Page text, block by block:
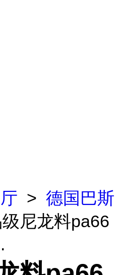
> 德国巴斯
尼龙料pa66